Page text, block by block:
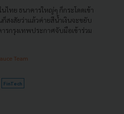
ไทย ธนาคารใหญ่ๆ ก็กระโดดเข้า
สงสัยว่าแล้วค่ายสีน้ำเงินจะขยับ
รกรุงเทพประกาศจับมือเข้าร่วม
Team
FinTech